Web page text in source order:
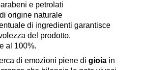
e petrolati
origine naturale
di ingredienti garantisce
del prodotto.
al 100%.
di emozioni piene di gioia in